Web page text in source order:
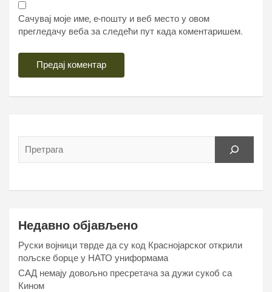
Сачувај моје име, е-пошту и веб место у овом
прегледачу веба за следећи пут када коментаришем.
Недавно објављено
Руски војници тврде да су код Краснојарског открили
пољске борце у НАТО униформама
САД немају довољно пресретача за дужи сукоб са
Кином